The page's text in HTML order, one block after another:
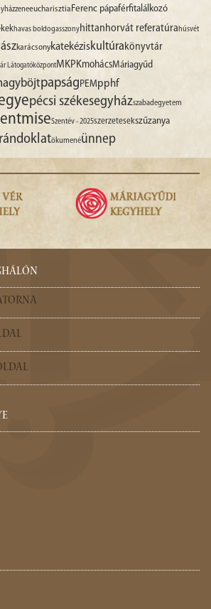
eucharisztiaFerenc pápaférfitalálkozó
havas boldogasszonyhittanhorvát referatúrahúsvét
karácsonykatekéziskultúrakönyvtár
LátogatóközpontMKPKmohácsMáriagyűd
papságPEMpphf
pécsi székesegyházszabadegyetem
Szentév - 2025szerzetesekszűzanya
ökumenéünnep